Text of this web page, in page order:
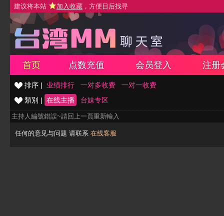
建议将本站 加入收藏 ，方便日后找寻
首页 点数充值 会员登入 注册
排序 | 业绩排行 一对多收费
一对一收费
類別 | 在线主播 台妹专区
主持人編號錯誤~請回上一頁重新輸入
任何的意见与问题 请联系 在线客服